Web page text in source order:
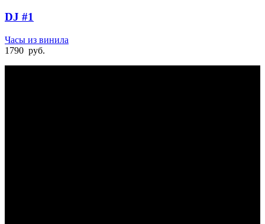
DJ #1
Часы из винила
1790 руб.